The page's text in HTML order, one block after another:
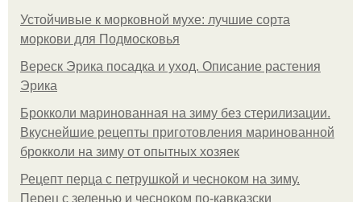
Устойчивые к морковной мухе: лучшие сорта
моркови для Подмосковья
Вереск Эрика посадка и уход. Описание растения
Эрика
Брокколи маринованная на зиму без стерилизации.
Вкуснейшие рецепты приготовления маринованной
брокколи на зиму от опытных хозяек
Рецепт перца с петрушкой и чесноком на зиму.
Перец с зеленью и чесноком по-кавказски